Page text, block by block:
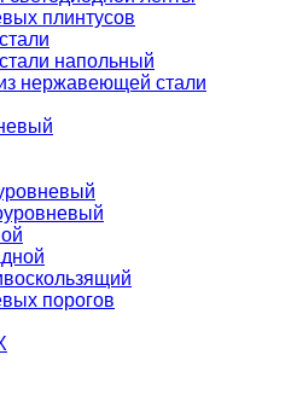
плинтусов
напольный
нержавеющей стали
порогов